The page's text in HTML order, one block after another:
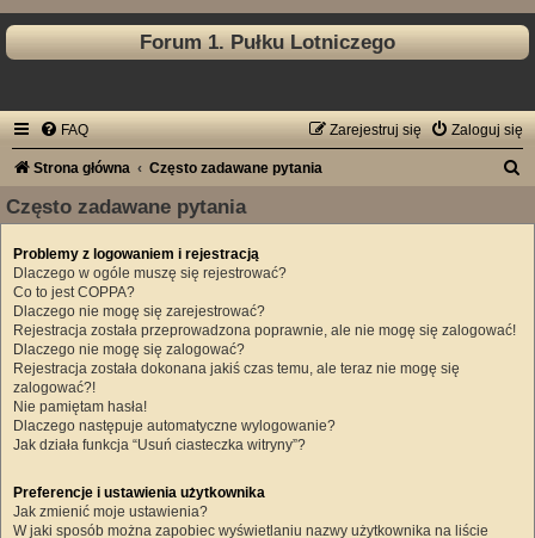
Forum 1. Pułku Lotniczego
FAQ Zaloguj się
Zarejestruj się
Strona główna Często zadawane pytania
u
Często zadawane pytania
Problemy z logowaniem i rejestracją
Dlaczego w ogóle muszę się rejestrować?
Co to jest COPPA?
Dlaczego nie mogę się zarejestrować?
Rejestracja została przeprowadzona poprawnie, ale nie mogę się zalogować!
Dlaczego nie mogę się zalogować?
Rejestracja została dokonana jakiś czas temu, ale teraz nie mogę się
zalogować?!
Nie pamiętam hasła!
Dlaczego następuje automatyczne wylogowanie?
Jak działa funkcja “Usuń ciasteczka witryny”?
Preferencje i ustawienia użytkownika
Jak zmienić moje ustawienia?
W jaki sposób można zapobiec wyświetlaniu nazwy użytkownika na liście